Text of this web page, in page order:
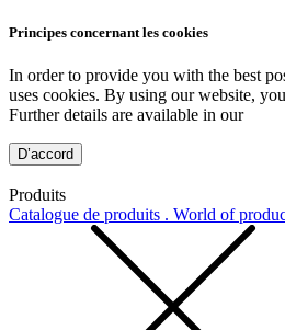
Principes concernant les cookies
In order to provide you with the best
uses cookies. By using our website,
Further details are available in our
D’accord
Produits
Catalogue de produits . World of